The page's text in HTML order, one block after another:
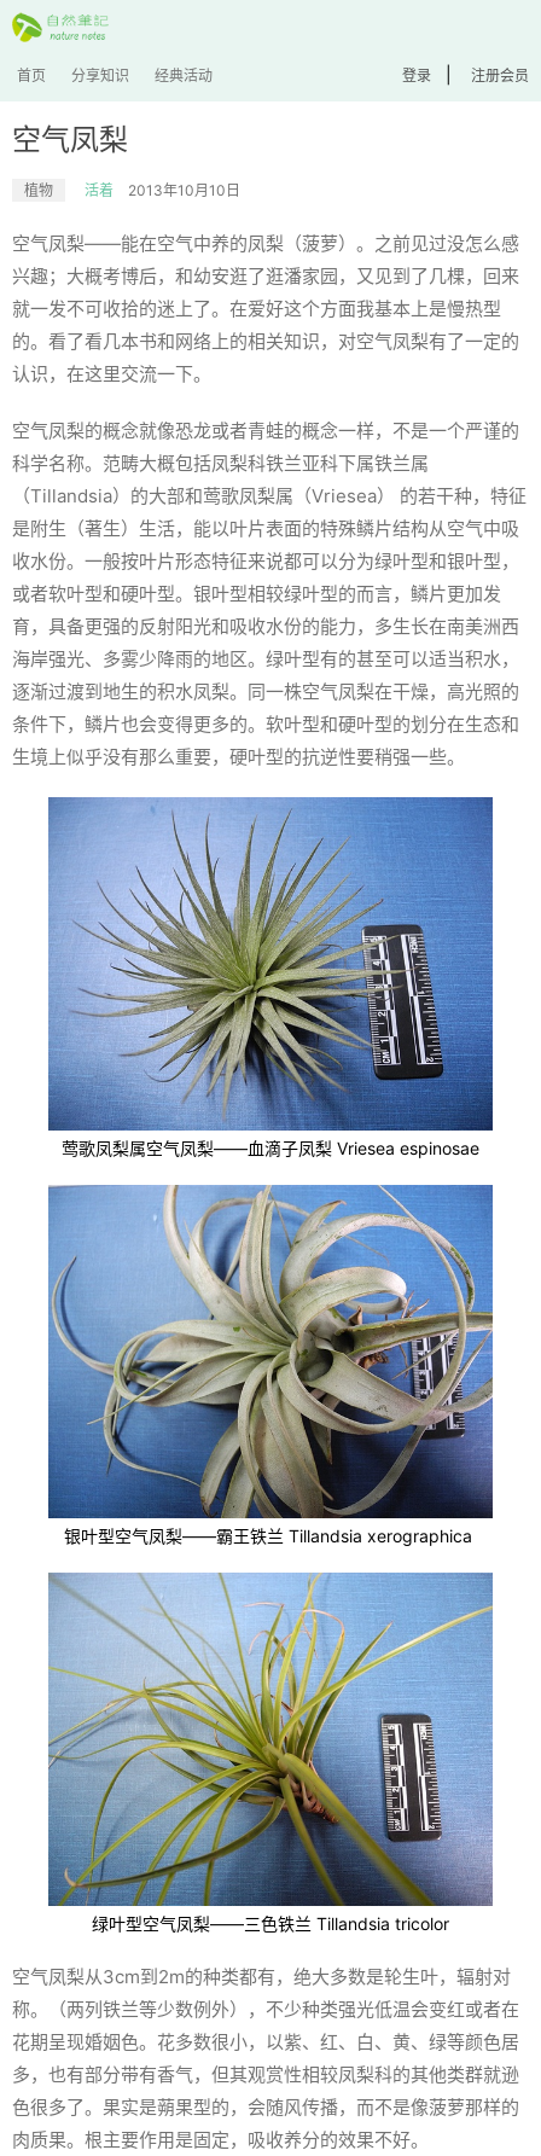
首页 分享知识 经典活动 登录 注册会员
空气凤梨
植物 活着 2013年10月10日
空气凤梨——能在空气中养的凤梨（菠萝）。之前见过没怎么感
兴趣；大概考博后，和幼安逛了逛潘家园，又见到了几棵，回来
就一发不可收拾的迷上了。在爱好这个方面我基本上是慢热型
的。看了看几本书和网络上的相关知识，对空气凤梨有了一定的
认识，在这里交流一下。
空气凤梨的概念就像恐龙或者青蛙的概念一样，不是一个严谨的
科学名称。范畴大概包括凤梨科铁兰亚科下属铁兰属
（Tillandsia）的大部和莺歌凤梨属（Vriesea） 的若干种，特征
是附生（著生）生活，能以叶片表面的特殊鳞片结构从空气中吸
收水份。一般按叶片形态特征来说都可以分为绿叶型和银叶型，
或者软叶型和硬叶型。银叶型相较绿叶型的而言，鳞片更加发
育，具备更强的反射阳光和吸收水份的能力，多生长在南美洲西
海岸强光、多雾少降雨的地区。绿叶型有的甚至可以适当积水，
逐渐过渡到地生的积水凤梨。同一株空气凤梨在干燥，高光照的
条件下，鳞片也会变得更多的。软叶型和硬叶型的划分在生态和
生境上似乎没有那么重要，硬叶型的抗逆性要稍强一些。
莺歌凤梨属空气凤梨——血滴子凤梨 Vriesea espinosae
银叶型空气凤梨——霸王铁兰 Tillandsia xerographica
绿叶型空气凤梨——三色铁兰 Tillandsia tricolor
空气凤梨从3cm到2m的种类都有，绝大多数是轮生叶，辐射对
称。（两列铁兰等少数例外），不少种类强光低温会变红或者在
花期呈现婚姻色。花多数很小，以紫、红、白、黄、绿等颜色居
多，也有部分带有香气，但其观赏性相较凤梨科的其他类群就逊
色很多了。果实是蒴果型的，会随风传播，而不是像菠萝那样的
肉质果。根主要作用是固定，吸收养分的效果不好。